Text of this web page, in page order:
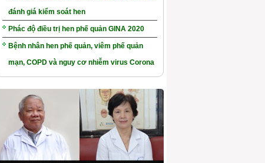
đánh giá kiểm soát hen
Phác độ điều trị hen phế quản GINA 2020
Bệnh nhân hen phế quản, viêm phế quản
mạn, COPD và nguy cơ nhiễm virus Corona